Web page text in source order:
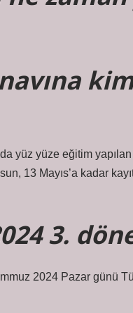
yüz yüze eğitim
13 Mayıs’a kadar
3.
2024 Pazar günü